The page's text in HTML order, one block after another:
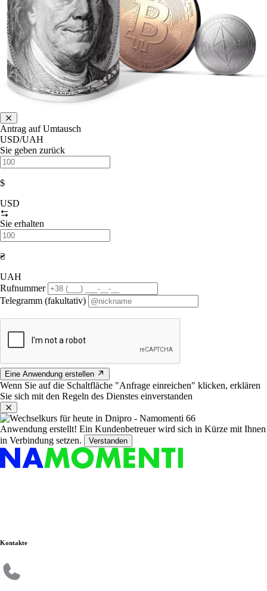
Antrag auf Umtausch
USD/UAH
Sie geben zurück
$
USD
Sie erhalten
₴
UAH
Rufnummer
Telegramm (fakultativ)
Eine Anwendung erstellen
Wenn Sie auf die Schaltfläche "Anfrage einreichen" klicken, erklären
Sie sich mit den Regeln des Dienstes einverstanden
Anwendung erstellt! Ein Kundenbetreuer wird sich in Kürze mit Ihnen
in Verbindung setzen.
Verstanden
Kontakte